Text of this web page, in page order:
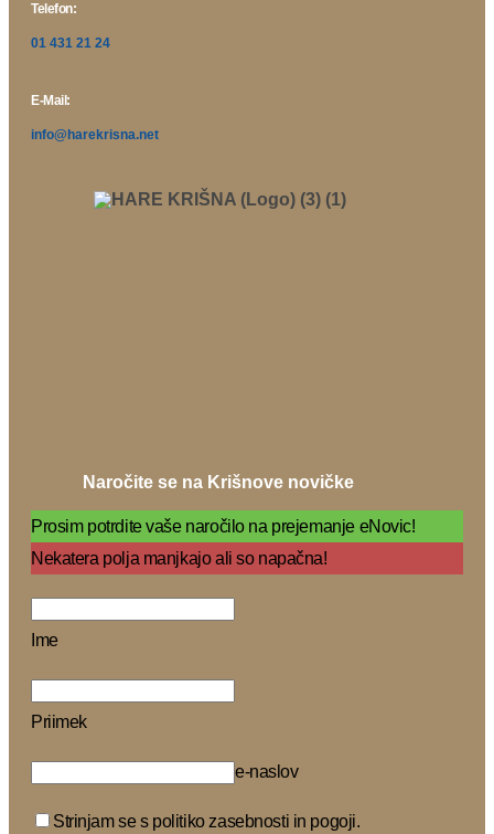
Telefon:
01 431 21 24
E-Mail:
info@harekrisna.net
Naročite se na Krišnove novičke
Prosim potrdite vaše naročilo na prejemanje eNovic!
Nekatera polja manjkajo ali so napačna!
Ime
Priimek
e-naslov
Strinjam se s politiko zasebnosti in pogoji.